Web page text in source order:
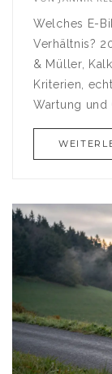
Welches E-
Verhältnis?
& Müller,
Kriterien,
Wartung und